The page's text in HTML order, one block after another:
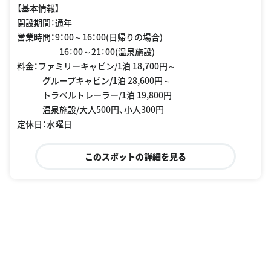
【基本情報】
開設期間：通年
営業時間：9：00～16：00(日帰りの場合)
16：00～21：00(温泉施設)
料金：ファミリーキャビン/1泊 18,700円～
グループキャビン/1泊 28,600円～
トラベルトレーラー/1泊 19,800円
温泉施設/大人500円、小人300円
定休日：水曜日
このスポットの詳細を見る